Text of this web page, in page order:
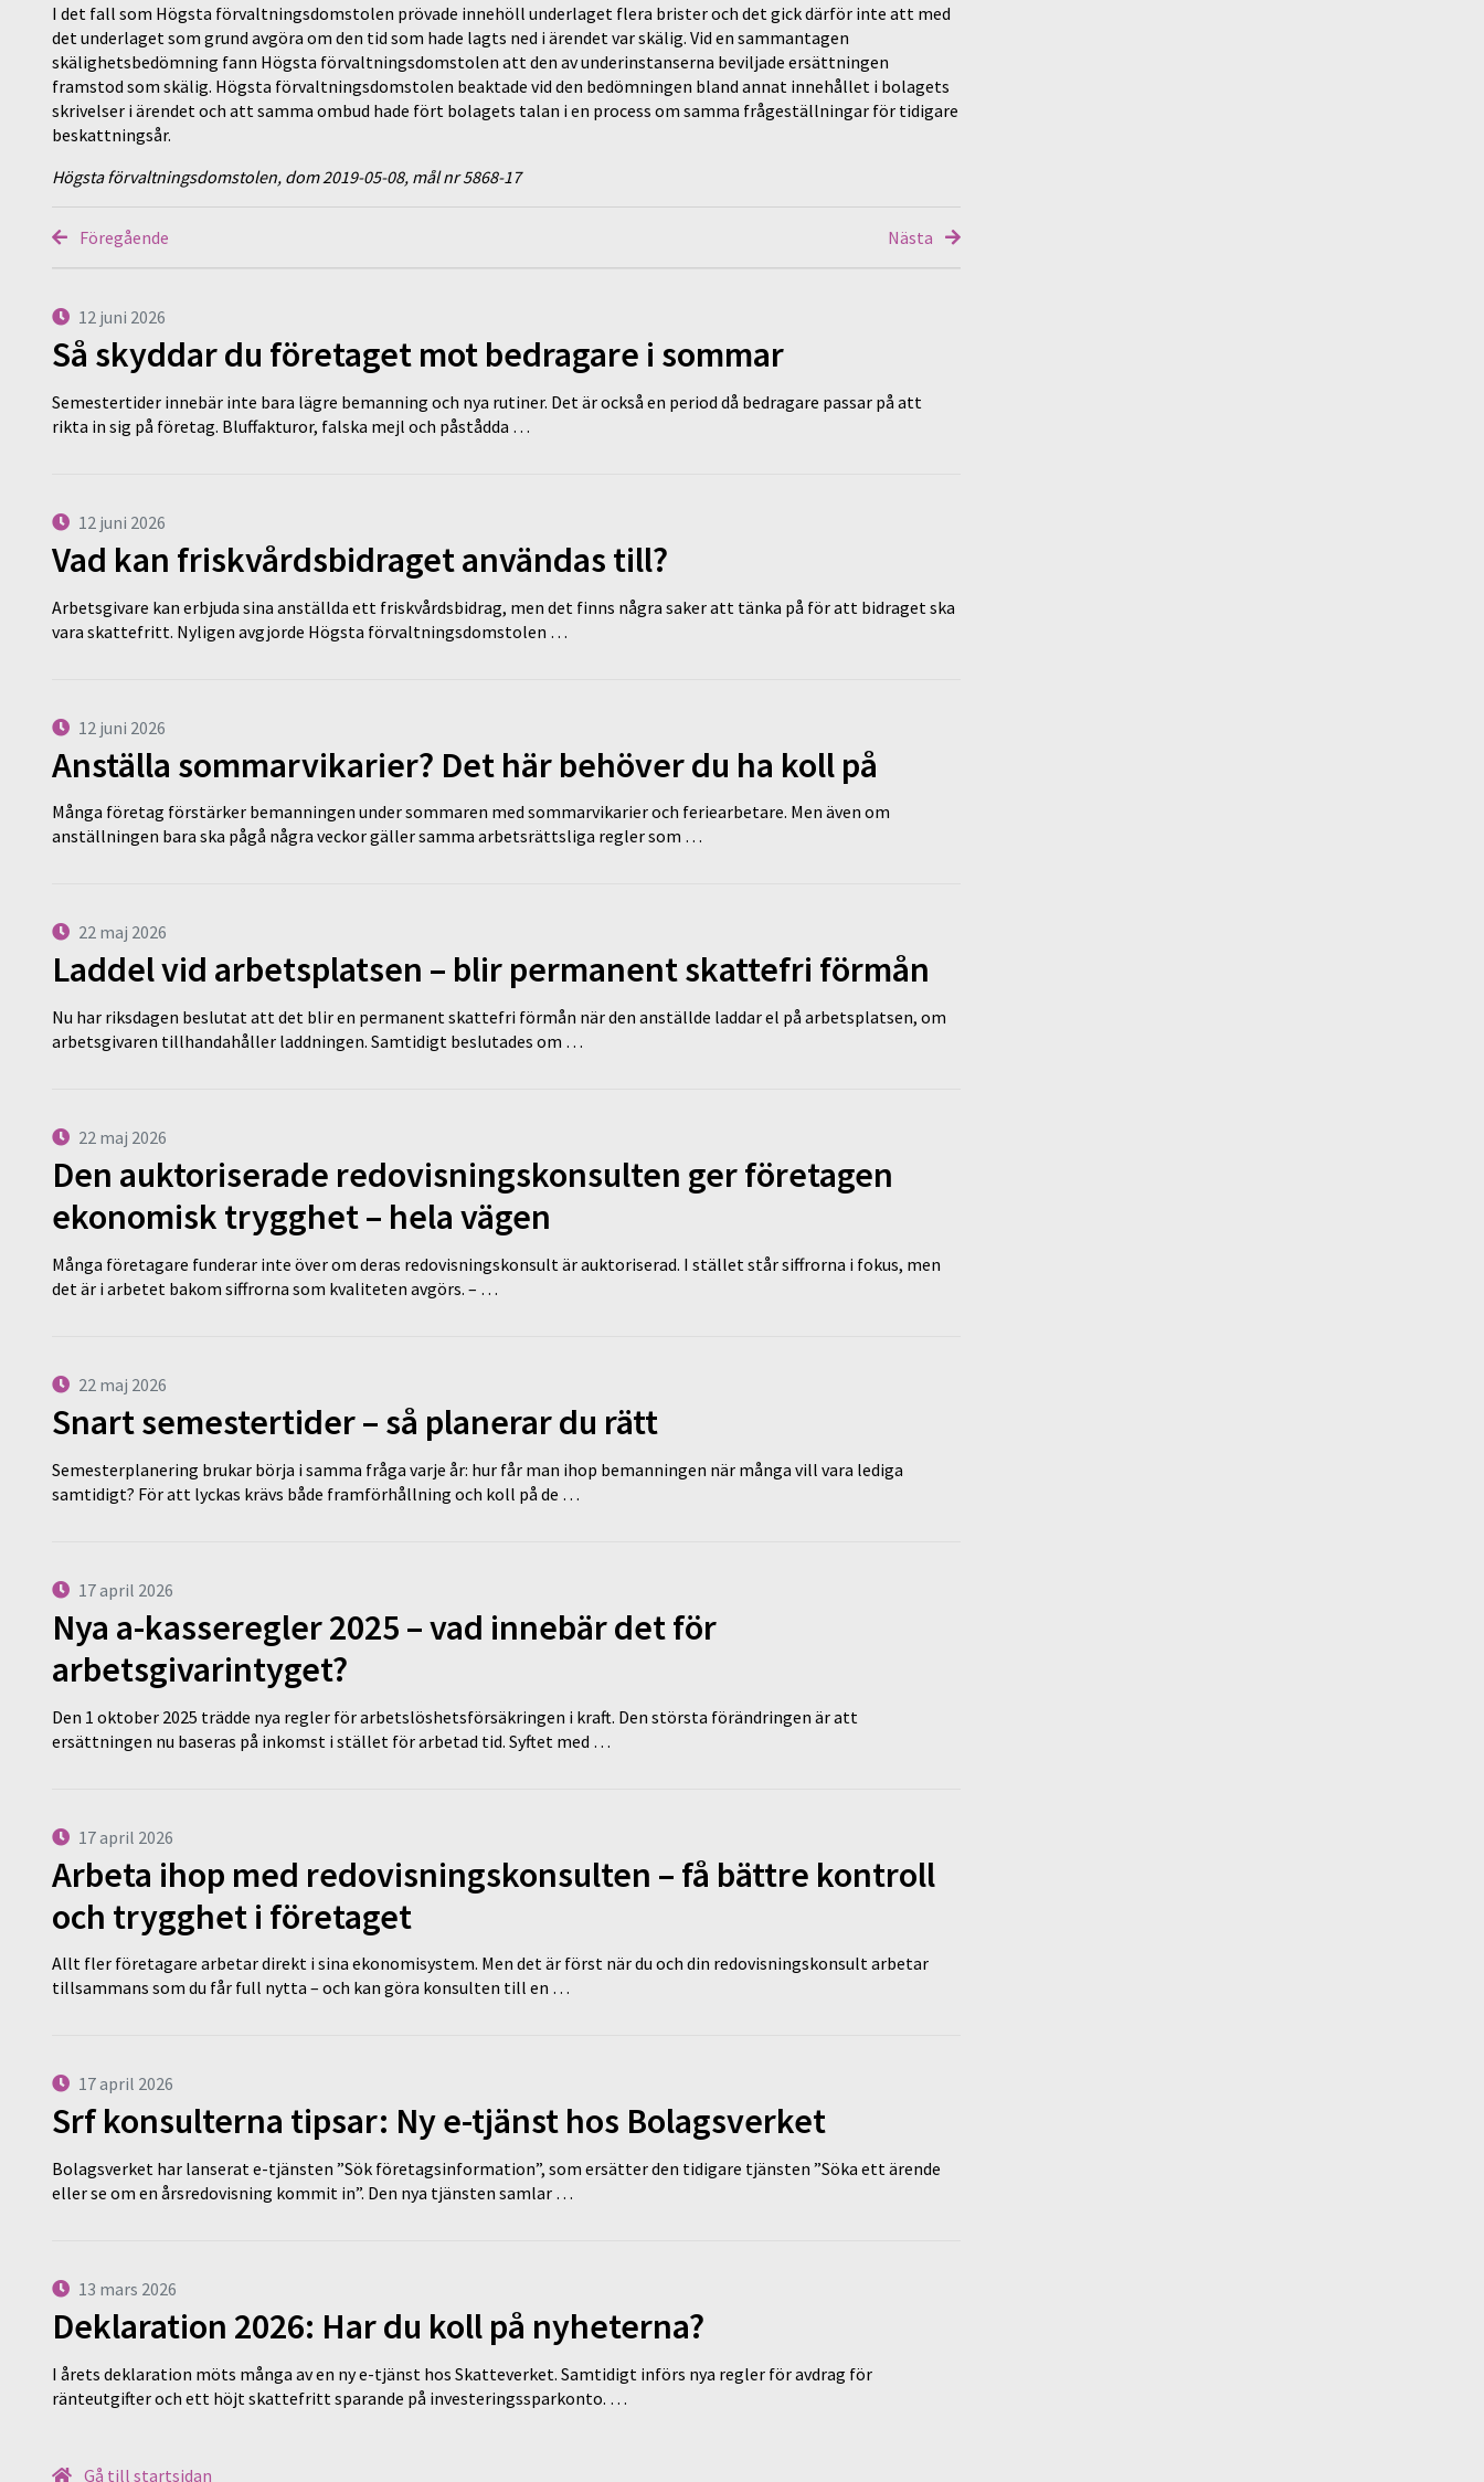
I det fall som Högsta förvaltningsdomstolen prövade innehöll underlaget flera brister och det gick därför inte att med
det underlaget som grund avgöra om den tid som hade lagts ned i ärendet var skälig. Vid en sammantagen
skälighetsbedömning fann Högsta förvaltningsdomstolen att den av underinstanserna beviljade ersättningen
framstod som skälig. Högsta förvaltningsdomstolen beaktade vid den bedömningen bland annat innehållet i bolagets
skrivelser i ärendet och att samma ombud hade fört bolagets talan i en process om samma frågeställningar för tidigare
beskattningsår.
Högsta förvaltningsdomstolen, dom 2019-05-08, mål nr 5868-17
Föregående Nästa
12 juni 2026
Så skyddar du företaget mot bedragare i sommar
Semestertider innebär inte bara lägre bemanning och nya rutiner. Det är också en period då bedragare passar på att
rikta in sig på företag. Bluffakturor, falska mejl och påstådda …
12 juni 2026
Vad kan friskvårdsbidraget användas till?
Arbetsgivare kan erbjuda sina anställda ett friskvårdsbidrag, men det finns några saker att tänka på för att bidraget ska
vara skattefritt. Nyligen avgjorde Högsta förvaltningsdomstolen …
12 juni 2026
Anställa sommarvikarier? Det här behöver du ha koll på
Många företag förstärker bemanningen under sommaren med sommarvikarier och feriearbetare. Men även om
anställningen bara ska pågå några veckor gäller samma arbetsrättsliga regler som …
22 maj 2026
Laddel vid arbetsplatsen – blir permanent skattefri förmån
Nu har riksdagen beslutat att det blir en permanent skattefri förmån när den anställde laddar el på arbetsplatsen, om
arbetsgivaren tillhandahåller laddningen. Samtidigt beslutades om …
22 maj 2026
Den auktoriserade redovisningskonsulten ger företagen
ekonomisk trygghet – hela vägen
Många företagare funderar inte över om deras redovisningskonsult är auktoriserad. I stället står siffrorna i fokus, men
det är i arbetet bakom siffrorna som kvaliteten avgörs. – …
22 maj 2026
Snart semestertider – så planerar du rätt
Semesterplanering brukar börja i samma fråga varje år: hur får man ihop bemanningen när många vill vara lediga
samtidigt? För att lyckas krävs både framförhållning och koll på de …
17 april 2026
Nya a-kasseregler 2025 – vad innebär det för
arbetsgivarintyget?
Den 1 oktober 2025 trädde nya regler för arbetslöshetsförsäkringen i kraft. Den största förändringen är att
ersättningen nu baseras på inkomst i stället för arbetad tid. Syftet med …
17 april 2026
Arbeta ihop med redovisningskonsulten – få bättre kontroll
och trygghet i företaget
Allt fler företagare arbetar direkt i sina ekonomisystem. Men det är först när du och din redovisningskonsult arbetar
tillsammans som du får full nytta – och kan göra konsulten till en …
17 april 2026
Srf konsulterna tipsar: Ny e-tjänst hos Bolagsverket
Bolagsverket har lanserat e-tjänsten ”Sök företagsinformation”, som ersätter den tidigare tjänsten ”Söka ett ärende
eller se om en årsredovisning kommit in”. Den nya tjänsten samlar …
13 mars 2026
Deklaration 2026: Har du koll på nyheterna?
I årets deklaration möts många av en ny e-tjänst hos Skatteverket. Samtidigt införs nya regler för avdrag för
ränteutgifter och ett höjt skattefritt sparande på investeringssparkonto. …
Gå till startsidan